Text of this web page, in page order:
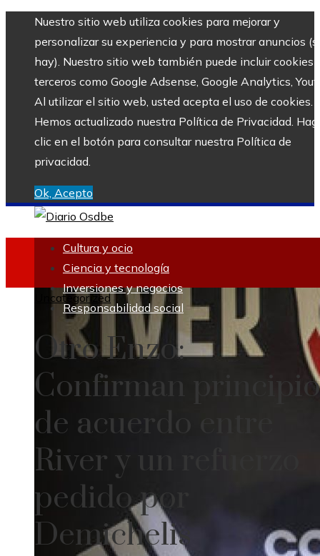
Nuestro sitio web utiliza cookies para mejorar y
personalizar su experiencia y para mostrar anuncios
hay). Nuestro sitio web también puede incluir cookies
terceros como Google Adsense, Google Analytics,
Al utilizar el sitio web, usted acepta el uso de cookies.
Hemos actualizado nuestra Política de Privacidad.
clic en el botón para consultar nuestra Política de
privacidad.
Ok, Acepto
Cultura y ocio
Ciencia y tecnología
Inversiones y negocios
Responsabilidad social
Uncategorized
Otro Enzo:
Confirman principio
de acuerdo entre
River y un refuerzo
pedido por
Demichelis